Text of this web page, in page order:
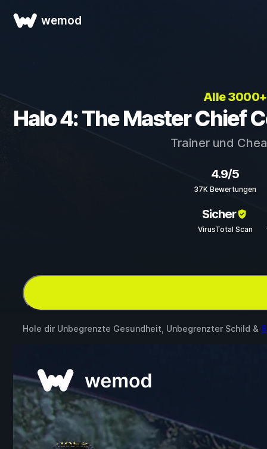
wemod
Alle
Halo 4: The Master Chief
Trainer und
4.9/5
37K Bewertungen
Sicher
VirusTotal Scan
Hole dir Unbegrenzte Gesundheit, Unbegrenzter Schild &